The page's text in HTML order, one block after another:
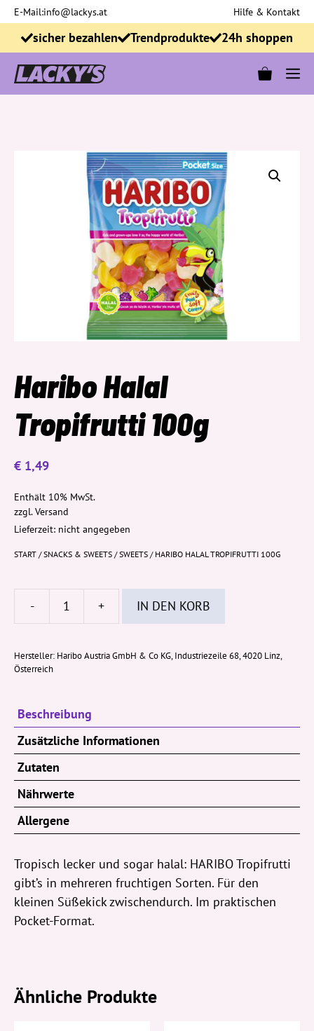
Zum
Inhalt
springen
E-Mail:info@lackys.at Hilfe & Kontakt
sicher bezahlen Trendprodukte 24h shoppen
Haribo Halal
Tropifrutti 100g
€ 1,49
Enthält 10% MwSt.
zzgl.Versand
Lieferzeit: nicht angegeben
START /SNACKS & SWEETS /SWEETS / HARIBO HALAL TROPIFRUTTI 100G
-
Haribo
Tropifrutti
+ IN DEN KORB
Hersteller: Haribo Austria GmbH & Co KG, Industriezeile 68, 4020 Linz,
Österreich
Beschreibung
Zusätzliche Informationen
Zutaten
Nährwerte
Allergene
Tropisch lecker und sogar halal: HARIBO Tropifrutti
gibt’s in mehreren fruchtigen Sorten. Für den
kleinen Süßekick zwischendurch. Im praktischen
Pocket-Format.
Ähnliche Produkte